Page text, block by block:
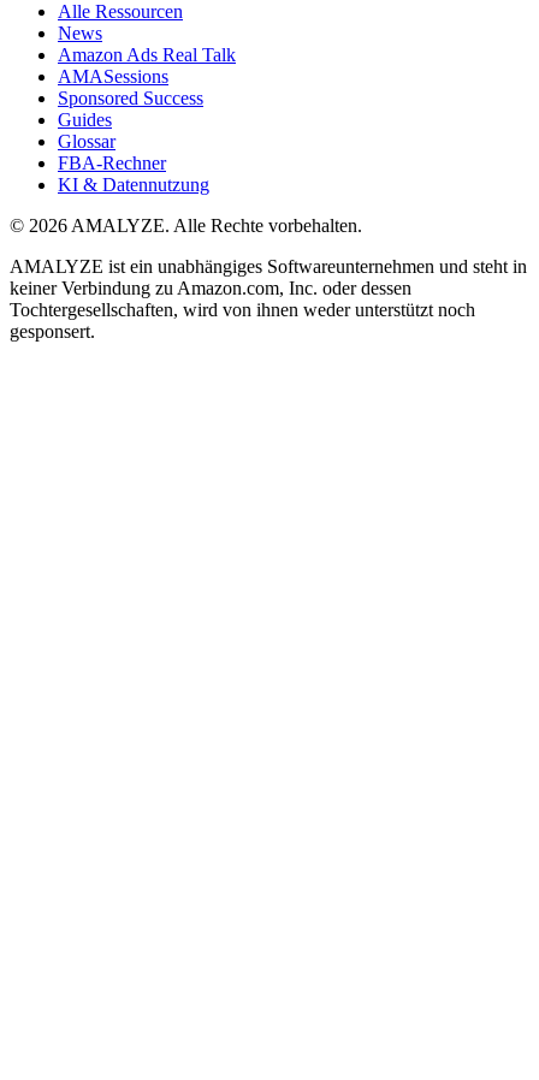
Alle Ressourcen
News
Amazon Ads Real Talk
AMASessions
Sponsored Success
Guides
Glossar
FBA-Rechner
KI & Datennutzung
© 2026 AMALYZE. Alle Rechte vorbehalten.
AMALYZE ist ein unabhängiges Softwareunternehmen und steht in
keiner Verbindung zu Amazon.com, Inc. oder dessen
Tochtergesellschaften, wird von ihnen weder unterstützt noch
gesponsert.